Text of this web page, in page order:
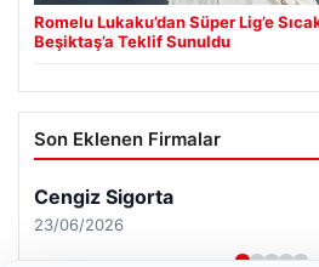
Romelu Lukaku’dan Süper Lig’e
Beşiktaş’a Teklif Sunuldu
Son Eklenen Firmalar